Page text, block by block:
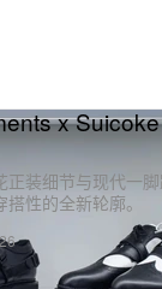
x
正装细节与现代一
性的全新轮廓。